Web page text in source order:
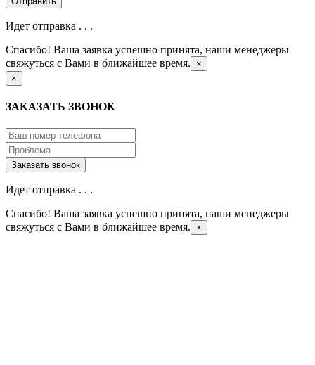
Идет отправка . . .
Спасибо! Ваша заявка успешно принята, наши менеджеры
свяжуться с Вами в ближайшее время.
×
×
ЗАКАЗАТЬ ЗВОНОК
Идет отправка . . .
Спасибо! Ваша заявка успешно принята, наши менеджеры
свяжуться с Вами в ближайшее время.
×